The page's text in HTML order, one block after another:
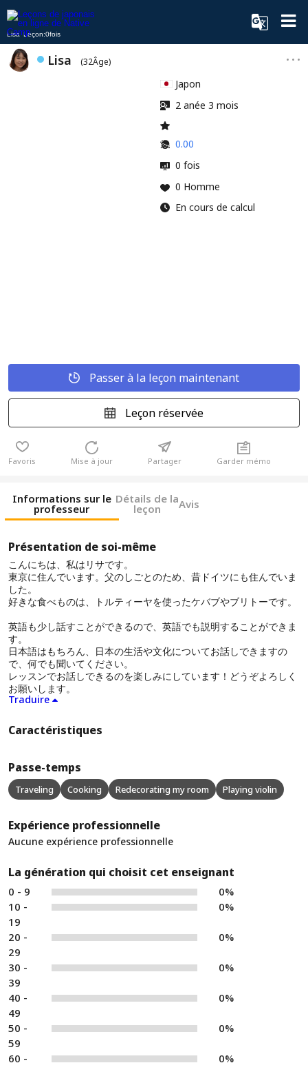
Lisa Leçon:0fois
Lisa (32Âge)
Japon
2 anée 3 mois
0.00
0 fois
0 Homme
En cours de calcul
Passer à la leçon maintenant
Leçon réservée
Favoris Mise à jour Partager Garder mémo
Informations sur le
professeur
Détails de la
leçon Avis
Présentation de soi-même
こんにちは、私はリサです。
東京に住んでいます。父のしごとのため、昔ドイツにも住んでいま
した。
好きな食べものは、トルティーヤを使ったケバブやブリトーです。
英語も少し話すことができるので、英語でも説明することができま
す。
日本語はもちろん、日本の生活や文化についてお話しできますの
で、何でも聞いてください。
レッスンでお話しできるのを楽しみにしています！どうぞよろしく
お願いします。
Traduire
Caractéristiques
Passe-temps
Traveling Cooking Redecorating my room Playing violin
Expérience professionnelle
Aucune expérience professionnelle
La génération qui choisit cet enseignant
0 - 9
0%
10 -
19
0%
20 -
29
0%
30 -
39
0%
40 -
49
0%
50 -
59
0%
60 - 0%